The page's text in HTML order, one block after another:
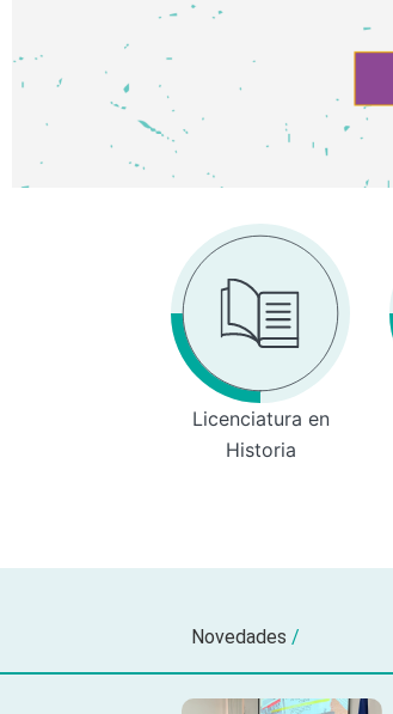
Licenciatura en
Historia
Novedades /